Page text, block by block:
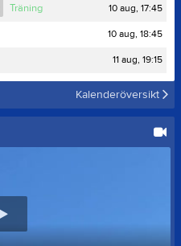
Träning 10 aug, 17:45
10 aug, 18:45
11 aug, 19:15
Kalenderöversikt